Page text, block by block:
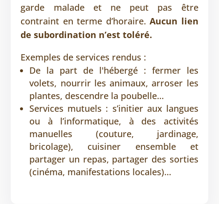
garde malade et ne peut pas être
contraint en terme d’horaire.Aucun lien
de subordination n’est toléré.
Exemples de services rendus :
De la part de l'hébergé : fermer les
volets, nourrir les animaux, arroser les
plantes, descendre la poubelle…
Services mutuels : s’initier aux langues
ou à l’informatique, à des activités
manuelles (couture, jardinage,
bricolage), cuisiner ensemble et
partager un repas, partager des sorties
(cinéma, manifestations locales)…